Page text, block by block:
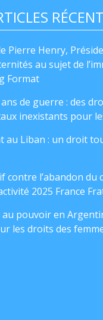
Pierre Henry,
au sujet de
Format
ans de guerre : des
inexistants pour
au Liban : un droit
contre l’abandon du
2025 France
au pouvoir en
les droits des